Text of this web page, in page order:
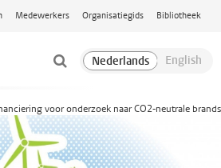
Medewerkers Organisatiegids Bibliotheek
voor onderzoek naar CO2-neutrale